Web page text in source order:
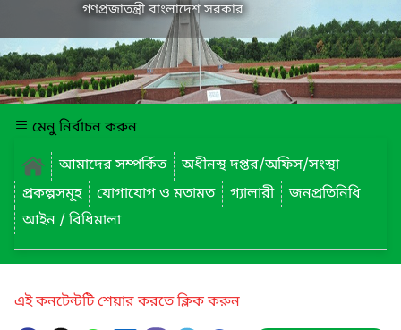
গণপ্রজাতন্ত্রী বাংলাদেশ সরকার
মেনু নির্বাচন করুন
আমাদের সম্পর্কিত
অধীনস্থ দপ্তর/অফিস/সংস্থা
প্রকল্পসমূহ
যোগাযোগ ও মতামত গ্যালারী
জনপ্রতিনিধি
আইন / বিধিমালা
এই কনটেন্টটি শেয়ার করতে ক্লিক করুন